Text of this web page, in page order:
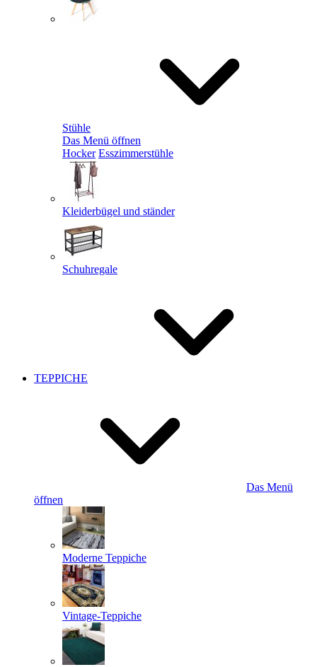
Stühle
Das Menü öffnen
Hocker Esszimmerstühle
Kleiderbügel und ständer
Schuhregale
TEPPICHE
Das Menü
öffnen
Moderne Teppiche
Vintage-Teppiche